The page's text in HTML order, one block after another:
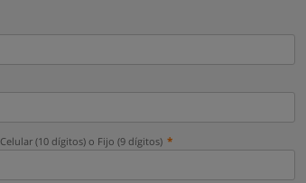
Celular (10 dígitos) o Fijo (9 dígitos)